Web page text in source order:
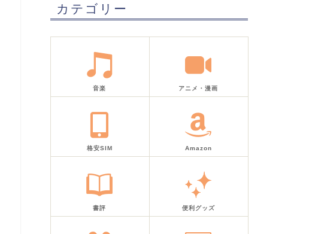
カテゴリー
音楽 アニメ・漫画
格安SIM Amazon
書評 便利グッズ